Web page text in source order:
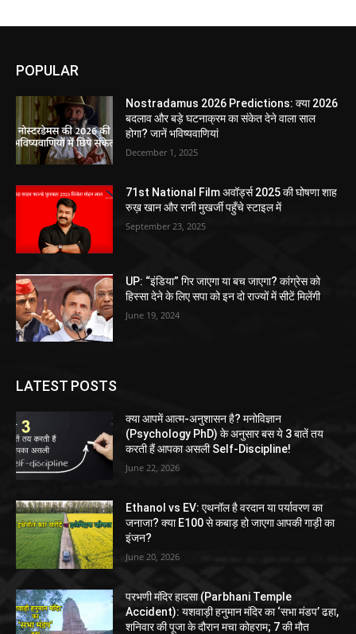
POPULAR
Nostradamus 2026 Predictions: क्या 2026
बदलाव और बड़े घटनाक्रम का संकेत देने वाला साल
होगा? जानें भविष्यवाणियां
December 1, 2025
71st National Film अवॉर्ड्स 2025 की घोषणा शाह
रुख़ खान और रानी मुखर्जी पहुँचे स्टाइल में
September 23, 2025
UP: “इंडिया” गिर जाएगा या बच जाएगा? कांग्रेस को
हिस्सा देने के लिए सपा को इन दो राज्यों में सीटें मिलेंगी
June 19, 2024
LATEST POSTS
क्या आपमें आत्म-अनुशासन है? मनोविज्ञान
(Psychology PhD) के अनुसार बस ये 3 बातें तय
करती हैं आपका असली Self-Discipline!
June 22, 2026
Ethanol vs EV: एथनॉल है वरदान या पर्यावरण का
जनाजा? क्या E100 से कबाड़ हो जाएगा आपकी गाड़ी का
इंजन?
June 20, 2026
परभणी मंदिर हादसा (Parbhani Temple
Accident): यशवाड़ी हनुमान मंदिर का ‘सभा मंडप’ ढहा,
शनिवार की पूजा के दौरान मचा कोहराम; 7 की मौत